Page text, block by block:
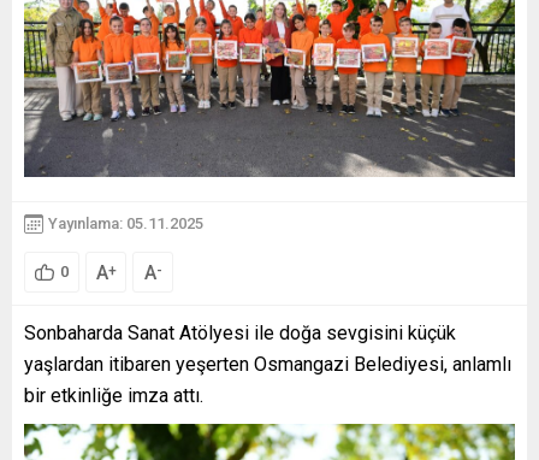
Yayınlama: 05.11.2025
0 A+ A-
Sonbaharda Sanat Atölyesi ile doğa sevgisini küçük
yaşlardan itibaren yeşerten Osmangazi Belediyesi, anlamlı
bir etkinliğe imza attı.